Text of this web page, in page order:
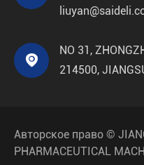

NO 31,
214500,
Авторское право ©
PHARMACEUTICAL